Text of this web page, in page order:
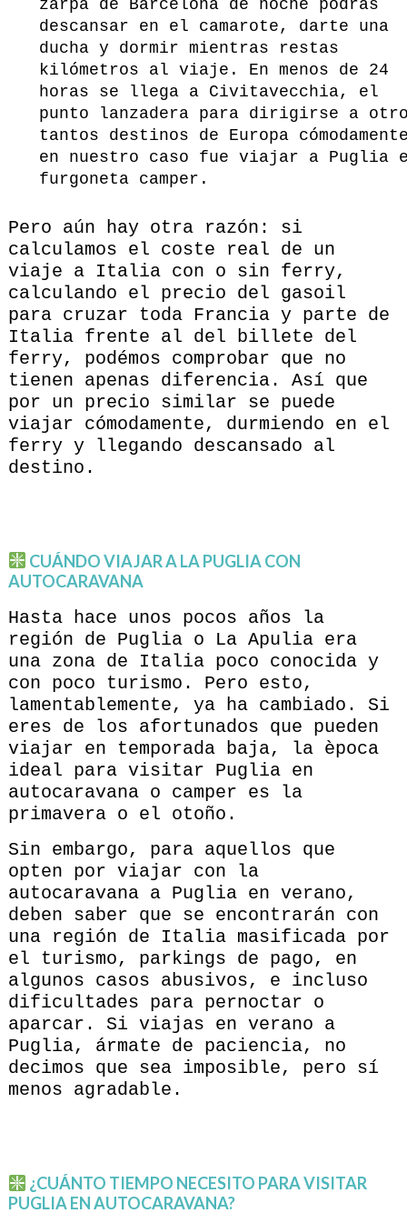
zarpa de Barcelona de noche podrás
descansar en el camarote, darte una
ducha y dormir mientras restas
kilómetros al viaje. En menos de 24
horas se llega a Civitavecchia, el
punto lanzadera para dirigirse a
tantos destinos de Europa
en nuestro caso fue viajar a Puglia
furgoneta camper.
Pero aún hay otra razón: si
calculamos el coste real de un
viaje a Italia con o sin ferry,
calculando el precio del gasoil
para cruzar toda Francia y parte de
Italia frente al del billete del
ferry, podémos comprobar que no
tienen apenas diferencia. Así que
por un precio similar se puede
viajar cómodamente, durmiendo en el
ferry y llegando descansado al
destino.
CUÁNDO VIAJAR A LA PUGLIA CON
AUTOCARAVANA
Hasta hace unos pocos años la
región de Puglia o La Apulia era
una zona de Italia poco conocida y
con poco turismo. Pero esto,
lamentablemente, ya ha cambiado. Si
eres de los afortunados que pueden
viajar en temporada baja, la època
ideal para visitar Puglia en
autocaravana o camper es la
primavera o el otoño.
Sin embargo, para aquellos que
opten por viajar con la
autocaravana a Puglia en verano,
deben saber que se encontrarán con
una región de Italia masificada por
el turismo, parkings de pago, en
algunos casos abusivos, e incluso
dificultades para pernoctar o
aparcar. Si viajas en verano a
Puglia, ármate de paciencia, no
decimos que sea imposible, pero sí
menos agradable.
¿CUÁNTO TIEMPO NECESITO PARA VISITAR
PUGLIA EN AUTOCARAVANA?